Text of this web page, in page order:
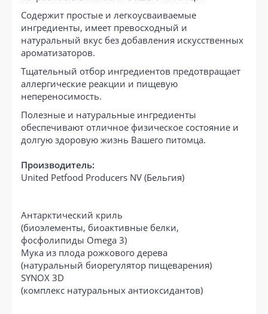
Содержит простые и легкоусваиваемые
ингредиенты, имеет превосходный и
натуральный вкус без добавления искусственных
ароматизаторов.
Тщательный отбор ингредиентов предотвращает
аллергические реакции и пищевую
непереносимость.
Полезные и натуральные ингредиенты
обеспечивают отличное физическое состояние и
долгую здоровую жизнь Вашего питомца.
Производитель:
United Petfood Producers NV (Бельгия)
Антарктический криль
(биоэлементы, биоактивные белки,
фосфолипиды Omega 3)
Мука из плода рожкового дерева
(натуральный биорегулятор пищеварения)
SYNOX 3D
(комплекс натуральных антиоксидантов)